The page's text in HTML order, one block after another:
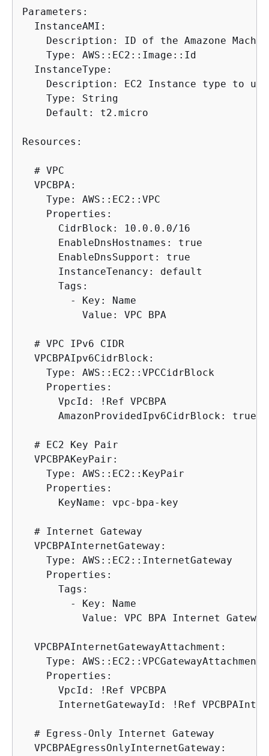
Parameters:
  InstanceAMI:
Description: ID of the Amazone
    Type: AWS::EC2::Image::Id
  InstanceType:
Description: EC2 Instance type to
    Type: String
    Default: t2.micro
Resources:
  # VPC
  VPCBPA:
    Type: AWS::EC2::VPC
    Properties:
      CidrBlock: 10.0.0.0/16
      EnableDnsHostnames: true
      EnableDnsSupport: true
      InstanceTenancy: default
      Tags:
        - Key: Name
          Value: VPC BPA
  # VPC IPv6 CIDR
  VPCBPAIpv6CidrBlock:
    Type: AWS::EC2::VPCCidrBlock
    Properties:
      VpcId: !Ref VPCBPA
      AmazonProvidedIpv6CidrBlock: true
  # EC2 Key Pair
  VPCBPAKeyPair:
    Type: AWS::EC2::KeyPair
    Properties:
      KeyName: vpc-bpa-key
  # Internet Gateway
  VPCBPAInternetGateway:
    Type: AWS::EC2::InternetGateway
    Properties:
      Tags:
        - Key: Name
          Value: VPC BPA Internet Gateway
  VPCBPAInternetGatewayAttachment:
    Type: AWS::EC2::VPCGatewayAttachment
    Properties:
      VpcId: !Ref VPCBPA
InternetGatewayId: !Ref
  # Egress-Only Internet Gateway
  VPCBPAEgressOnlyInternetGateway: